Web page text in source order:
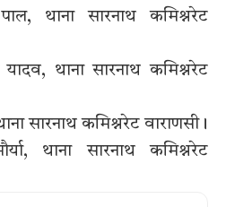
थाना सारनाथ कमिश्नरेट
थाना सारनाथ कमिश्नरेट
सारनाथ कमिश्नरेट वाराणसी।
थाना सारनाथ कमिश्नरेट